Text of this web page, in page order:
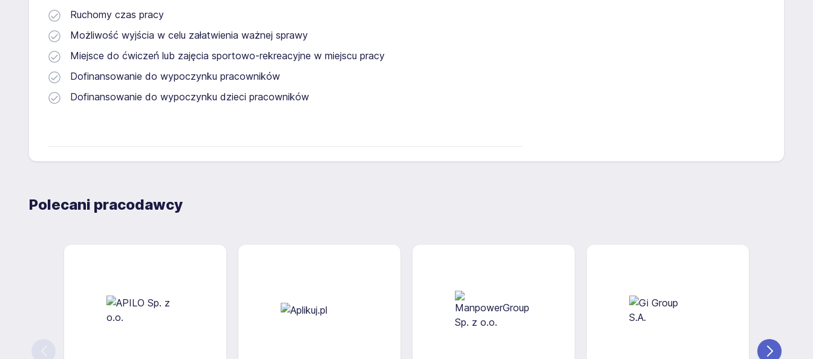
Ruchomy czas pracy
Możliwość wyjścia w celu załatwienia ważnej sprawy
Miejsce do ćwiczeń lub zajęcia sportowo-rekreacyjne w miejscu pracy
Dofinansowanie do wypoczynku pracowników
Dofinansowanie do wypoczynku dzieci pracowników
Polecani pracodawcy